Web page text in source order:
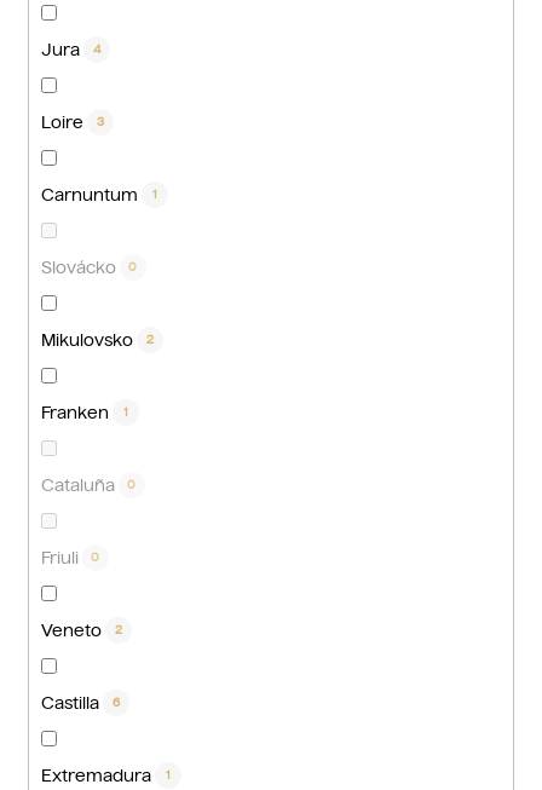
Jura 4
Loire 3
Carnuntum 1
Slovácko 0
Mikulovsko 2
Franken 1
Cataluña 0
Friuli 0
Veneto 2
Castilla 6
Extremadura 1